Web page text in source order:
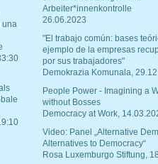
una
Arbeiter*innenkontrolle
26.06.2023
"El trabajo común: bases
ejemplo de la empresas
por sus trabajadores"
Demokrazia Komunala,
People Power - Imagining a
without Bosses
Democracy at Work,
Video: Panel „Alternative
Alternatives to Democracy“
Rosa Luxemburgo Stiftung,